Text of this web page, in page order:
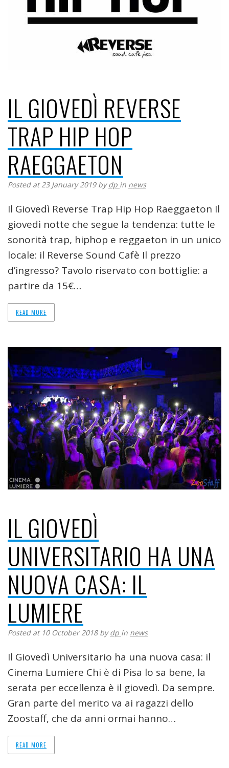
IL GIOVEDÌ REVERSE
TRAP HIP HOP
RAEGGAETON
Posted at 23 January 2019 bydp in news
Il Giovedì Reverse Trap Hip Hop Raeggaeton Il
giovedì notte che segue la tendenza: tutte le
sonorità trap, hiphop e reggaeton in un unico
locale: il Reverse Sound Cafè Il prezzo
d’ingresso? Tavolo riservato con bottiglie: a
partire da 15€…
READ MORE
IL GIOVEDÌ
UNIVERSITARIO HA UNA
NUOVA CASA: IL
LUMIERE
Posted at 10 October 2018 bydp in news
Il Giovedì Universitario ha una nuova casa: il
Cinema Lumiere Chi è di Pisa lo sa bene, la
serata per eccellenza è il giovedì. Da sempre.
Gran parte del merito va ai ragazzi dello
Zoostaff, che da anni ormai hanno…
READ MORE